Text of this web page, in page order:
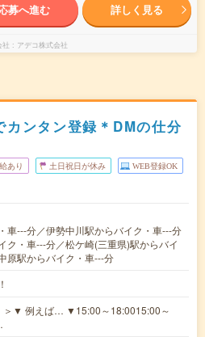
募へ進む 詳しく見る
アデコ株式会社
カンタン登録＊DMの仕分
あり 土日祝日が休み WEB登録OK
車---分／伊勢中川駅からバイク・車---分
ク・車---分／松ケ崎(三重県)駅からバイ
原駅からバイク・車---分
＞▼ 例えば… ▼15:00～18:0015:00～